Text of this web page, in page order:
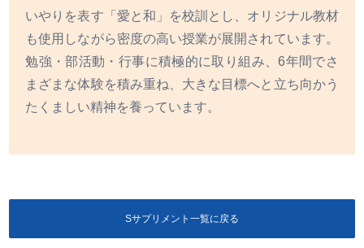
いやりを表す「愛と和」を校訓とし、オリジナル教材
も使用しながら密度の高い授業が展開されています。
勉強・部活動・行事に積極的に取り組み、6年間でさ
まざまな体験を積み重ね、大きな目標へと立ち向かう
たくましい精神を養っています。
Sサプリメント一覧に戻る